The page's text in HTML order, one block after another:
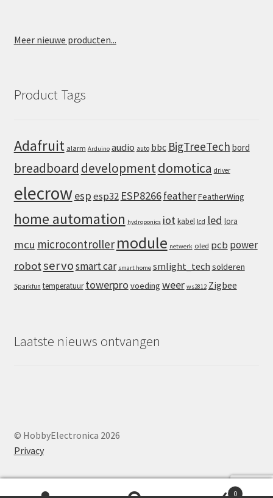
Meer nieuwe producten...
Product Tags
Adafruit alarm Arduino audio auto bbc BigTreeTech bord
breadboard developmentdomotica driver
elecrowespesp32 ESP8266featherFeatherWing
home automation hydroponics iot kabel lcd led lora
mcu microcontroller module netwerk oled pcb power
robotservosmart car smart home smlight_tech solderen
Sparkfun temperatuur towerpro voeding weer ws2812 Zigbee
Laatste nieuws ontvangen
© HobbyElectronica 2026
Privacy
0